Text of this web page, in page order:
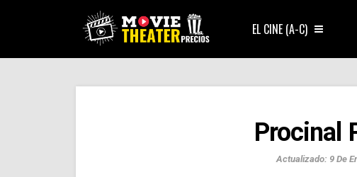
EL CINE (A-C)
Procinal
Actualizado: 9 De